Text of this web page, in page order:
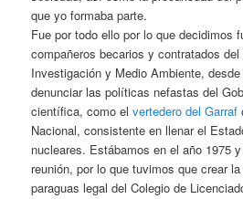
que yo formaba parte.
Fue por todo ello por lo que decidimos
compañeros becarios y contratados
Investigación y Medio Ambiente,
denunciar las políticas nefastas del
científica, como elvertedero del Garraf
Nacional, consistente en llenar el
nucleares. Estábamos en el año 1975
reunión, por lo que tuvimos que crear
paraguas legal del Colegio de